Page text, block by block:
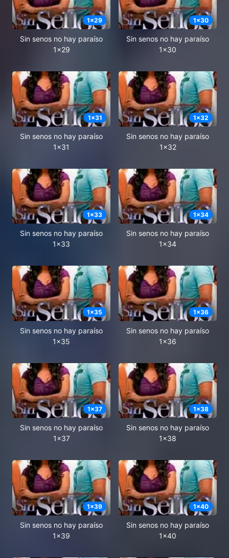
1x29
Sin senos no hay paraíso
1x29
1x30
Sin senos no hay paraíso
1x30
1x31
Sin senos no hay paraíso
1x31
1x32
Sin senos no hay paraíso
1x32
1x33
Sin senos no hay paraíso
1x33
1x34
Sin senos no hay paraíso
1x34
1x35
Sin senos no hay paraíso
1x35
1x36
Sin senos no hay paraíso
1x36
1x37
Sin senos no hay paraíso
1x37
1x38
Sin senos no hay paraíso
1x38
1x39
Sin senos no hay paraíso
1x39
1x40
Sin senos no hay paraíso
1x40